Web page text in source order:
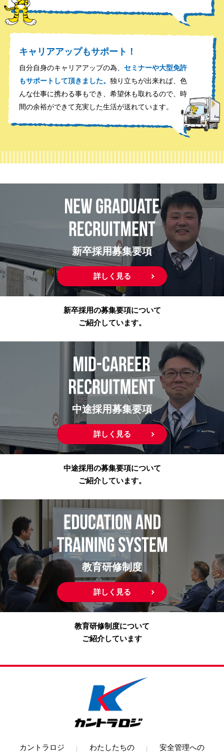
キャリアアップもサポート！
自分自身のキャリアアップの為、セミナーや大型免許
もサポートして頂きました。独り立ちが出来れば、色
んな仕事に携わる事もでき、希望休も取れるので、時
間の余裕ができて充実した生活が送れています。
新卒採用募集要項
詳しく見る
新卒採用の募集要項について
ご紹介しています。
中途採用募集要項
詳しく見る
中途採用の募集要項について
ご紹介しています。
教育研修制度
詳しく見る
教育研修制度について
ご紹介しています
カントラロジ わたしたちの 安全管理への